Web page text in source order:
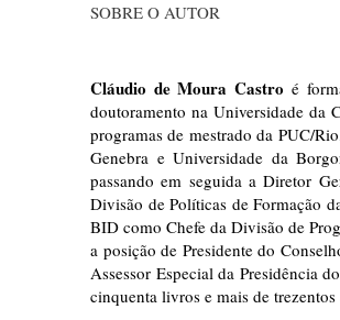
SOBRE O AUTOR
Cláudio de Moura Castro é
doutoramento na Universidade da
programas de mestrado da PUC/
Genebra e Universidade da
passando em seguida a Diretor
Divisão de Políticas de Formação
BID como Chefe da Divisão de
a posição de Presidente do
Assessor Especial da Presidência
cinquenta livros e mais de